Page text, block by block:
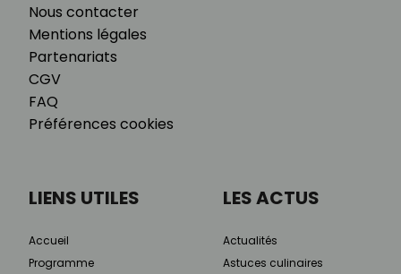
Nous contacter
Mentions légales
Partenariats
CGV
FAQ
Préférences cookies
LIENS UTILES
Accueil
Programme
LES ACTUS
Actualités
Astuces culinaires